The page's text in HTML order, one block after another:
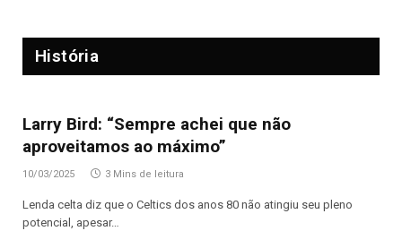
História
Larry Bird: “Sempre achei que não
aproveitamos ao máximo”
10/03/2025 3 Mins de leitura
Lenda celta diz que o Celtics dos anos 80 não atingiu seu pleno
potencial, apesar…